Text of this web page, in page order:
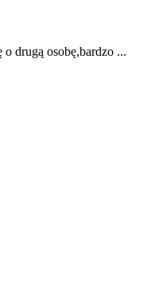
o drugą osobę,bardzo ...